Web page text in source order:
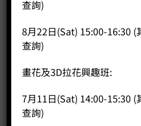
查詢)
8月22日(Sat) 15:00-16:30
查詢)
畫花及3D拉花興趣班:
7月11日(Sat) 14:00-15:30
查詢)